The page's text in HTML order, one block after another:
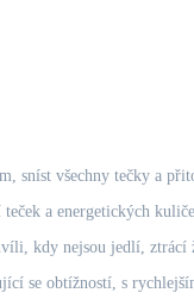
sníst všechny tečky a
teček a energetických
kdy nejsou jedlí,
se obtížností, s